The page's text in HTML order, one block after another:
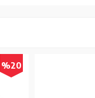
%20